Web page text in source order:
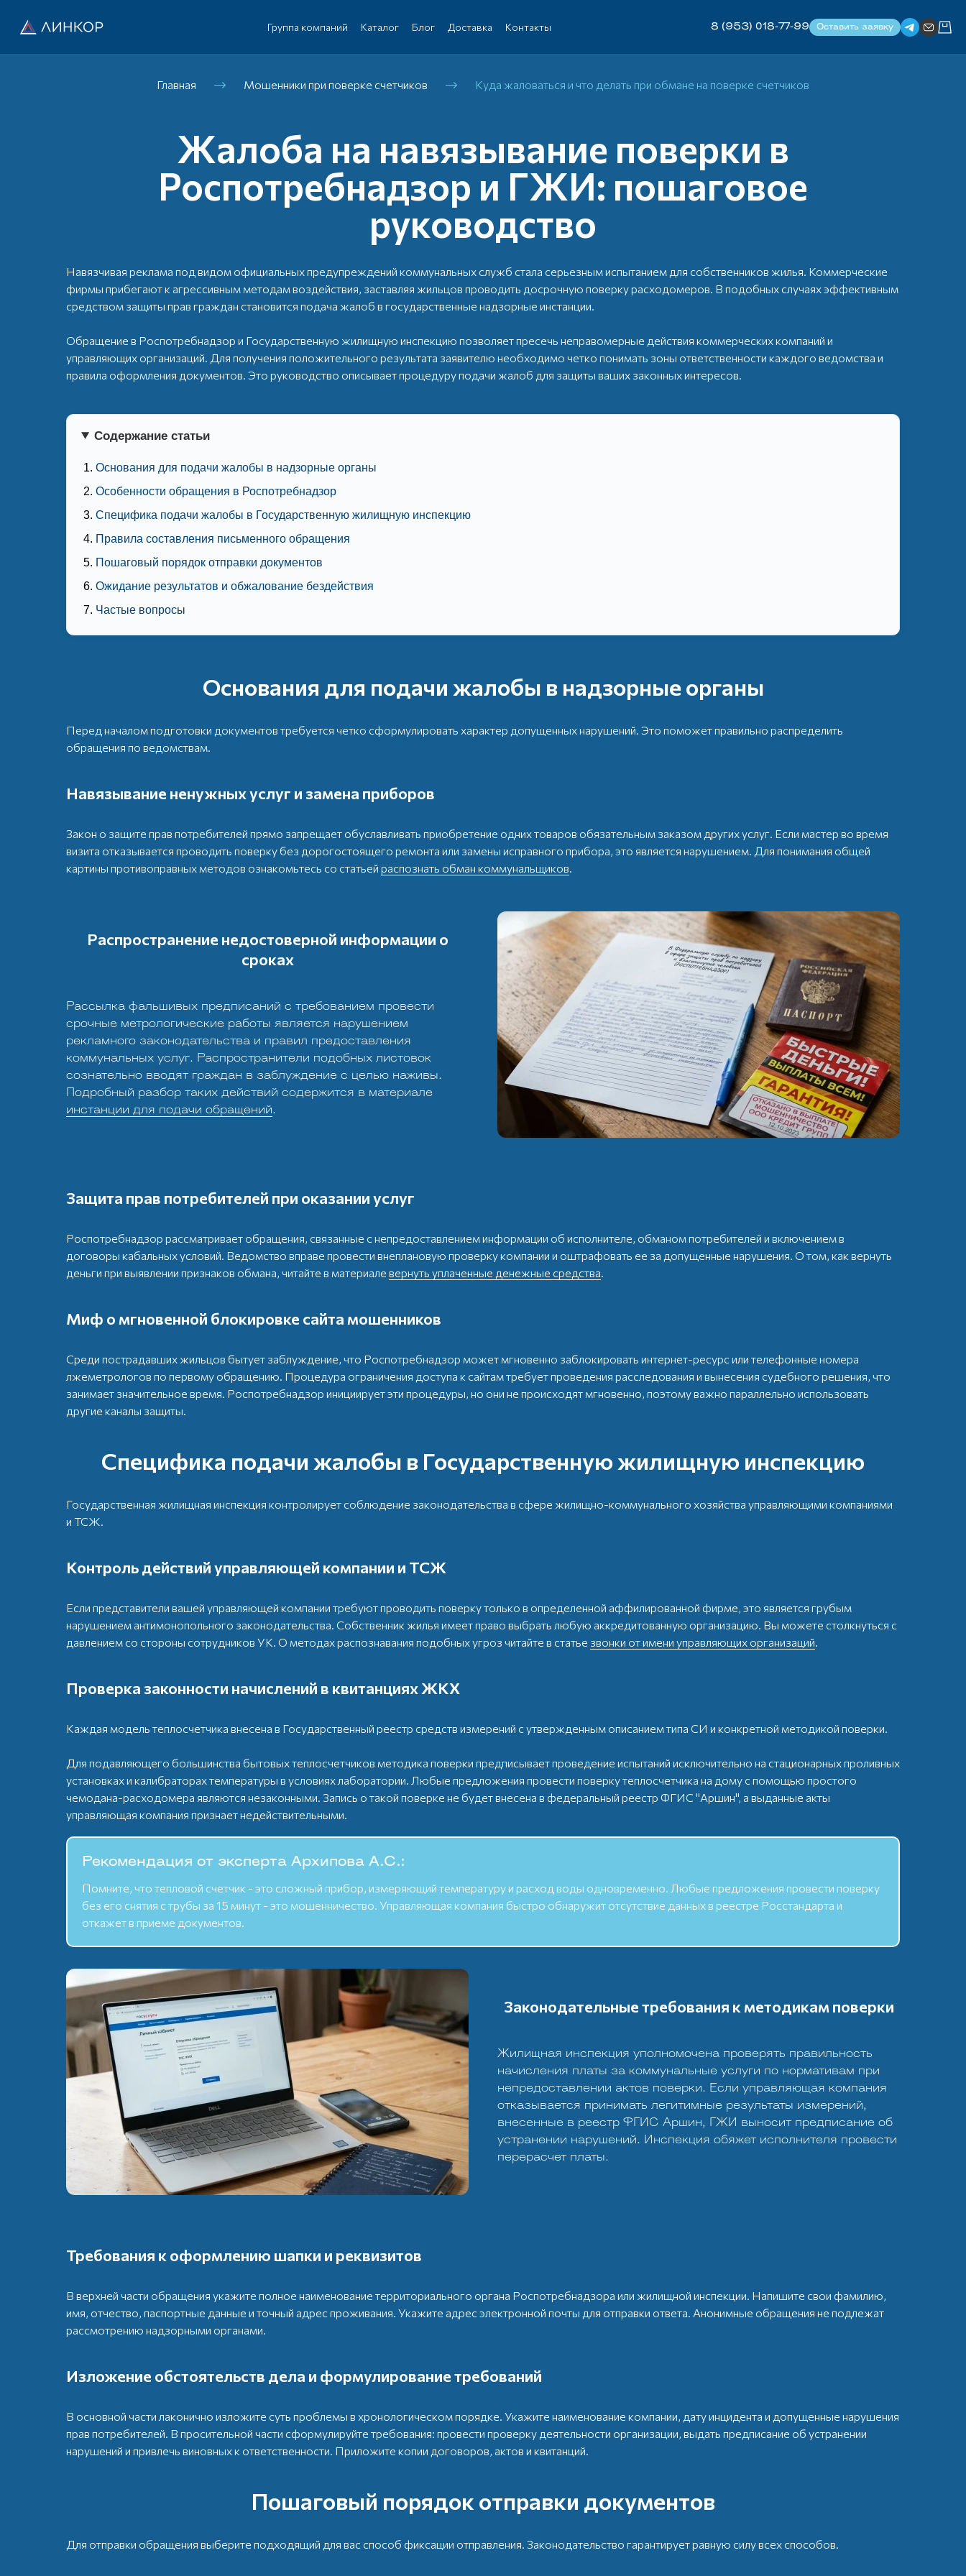
Группа компаний Каталог Блог Доставка Контакты 8 (953) 018-77-99 Оставить заявку
Главная Мошенники при поверке счетчиков Куда жаловаться и что делать при обмане на поверке счетчиков
Жалоба на навязывание поверки в
Роспотребнадзор и ГЖИ: пошаговое
руководство
Навязчивая реклама под видом официальных предупреждений коммунальных служб стала серьезным испытанием для собственников жилья. Коммерческие
фирмы прибегают к агрессивным методам воздействия, заставляя жильцов проводить досрочную поверку расходомеров. В подобных случаях эффективным
средством защиты прав граждан становится подача жалоб в государственные надзорные инстанции.
Обращение в Роспотребнадзор и Государственную жилищную инспекцию позволяет пресечь неправомерные действия коммерческих компаний и
управляющих организаций. Для получения положительного результата заявителю необходимо четко понимать зоны ответственности каждого ведомства и
правила оформления документов. Это руководство описывает процедуру подачи жалоб для защиты ваших законных интересов.
Содержание статьи
Основания для подачи жалобы в надзорные органы
Особенности обращения в Роспотребнадзор
Специфика подачи жалобы в Государственную жилищную инспекцию
Правила составления письменного обращения
Пошаговый порядок отправки документов
Ожидание результатов и обжалование бездействия
Частые вопросы
Основания для подачи жалобы в надзорные органы
Перед началом подготовки документов требуется четко сформулировать характер допущенных нарушений. Это поможет правильно распределить
обращения по ведомствам.
Навязывание ненужных услуг и замена приборов
Закон о защите прав потребителей прямо запрещает обуславливать приобретение одних товаров обязательным заказом других услуг. Если мастер во время
визита отказывается проводить поверку без дорогостоящего ремонта или замены исправного прибора, это является нарушением. Для понимания общей
картины противоправных методов ознакомьтесь со статьей распознать обман коммунальщиков
Распространение недостоверной информации о
сроках
Рассылка фальшивых предписаний с требованием провести
срочные метрологические работы является нарушением
рекламного законодательства и правил предоставления
коммунальных услуг. Распространители подобных листовок
сознательно вводят граждан в заблуждение с целью наживы.
Подробный разбор таких действий содержится в материале
инстанции для подачи обращений.
Защита прав потребителей при оказании услуг
Роспотребнадзор рассматривает обращения, связанные с непредоставлением информации об исполнителе, обманом потребителей и включением в
договоры кабальных условий. Ведомство вправе провести внеплановую проверку компании и оштрафовать ее за допущенные нарушения. О том, как вернуть
деньги при выявлении признаков обмана, читайте в материале вернуть уплаченные денежные средства
Миф о мгновенной блокировке сайта мошенников
Среди пострадавших жильцов бытует заблуждение, что Роспотребнадзор может мгновенно заблокировать интернет-ресурс или телефонные номера
лжеметрологов по первому обращению. Процедура ограничения доступа к сайтам требует проведения расследования и вынесения судебного решения, что
занимает значительное время. Роспотребнадзор инициирует эти процедуры, но они не происходят мгновенно, поэтому важно параллельно использовать
другие каналы защиты.
Специфика подачи жалобы в Государственную жилищную инспекцию
Государственная жилищная инспекция контролирует соблюдение законодательства в сфере жилищно-коммунального хозяйства управляющими компаниями
и ТСЖ.
Контроль действий управляющей компании и ТСЖ
Если представители вашей управляющей компании требуют проводить поверку только в определенной аффилированной фирме, это является грубым
нарушением антимонопольного законодательства. Собственник жилья имеет право выбрать любую аккредитованную организацию. Вы можете столкнуться с
давлением со стороны сотрудников УК. О методах распознавания подобных угроз читайте в статье звонки от имени управляющих организаций
Проверка законности начислений в квитанциях ЖКХ
Каждая модель теплосчетчика внесена в Государственный реестр средств измерений с утвержденным описанием типа СИ и конкретной методикой поверки.
Для подавляющего большинства бытовых теплосчетчиков методика поверки предписывает проведение испытаний исключительно на стационарных проливных
установках и калибраторах температуры в условиях лаборатории. Любые предложения провести поверку теплосчетчика на дому с помощью простого
чемодана-расходомера являются незаконными. Запись о такой поверке не будет внесена в федеральный реестр ФГИС "Аршин", а выданные акты
управляющая компания признает недействительными.
Рекомендация от эксперта Архипова А.С.:
Помните, что тепловой счетчик - это сложный прибор, измеряющий температуру и расход воды одновременно. Любые предложения провести поверку
без его снятия с трубы за 15 минут - это мошенничество. Управляющая компания быстро обнаружит отсутствие данных в реестре Росстандарта и
откажет в приеме документов.
Законодательные требования к методикам поверки
Жилищная инспекция уполномочена проверять правильность
начисления платы за коммунальные услуги по нормативам при
непредоставлении актов поверки. Если управляющая компания
отказывается принимать легитимные результаты измерений,
внесенные в реестр ФГИС Аршин, ГЖИ выносит предписание об
устранении нарушений. Инспекция обяжет исполнителя провести
перерасчет платы.
Требования к оформлению шапки и реквизитов
В верхней части обращения укажите полное наименование территориального органа Роспотребнадзора или жилищной инспекции. Напишите свои фамилию,
имя, отчество, паспортные данные и точный адрес проживания. Укажите адрес электронной почты для отправки ответа. Анонимные обращения не подлежат
рассмотрению надзорными органами.
Изложение обстоятельств дела и формулирование требований
В основной части лаконично изложите суть проблемы в хронологическом порядке. Укажите наименование компании, дату инцидента и допущенные нарушения
прав потребителей. В просительной части сформулируйте требования: провести проверку деятельности организации, выдать предписание об устранении
нарушений и привлечь виновных к ответственности. Приложите копии договоров, актов и квитанций.
Пошаговый порядок отправки документов
Для отправки обращения выберите подходящий для вас способ фиксации отправления. Законодательство гарантирует равную силу всех способов.